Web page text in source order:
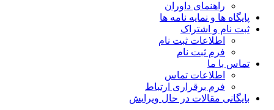
راهنمای داوران
پایگاه ها و نمایه نامه ها
ثبت نام و اشتراک
اطلاعات ثبت نام
فرم ثبت نام
تماس با ما
اطلاعات تماس
فرم برقراری ارتباط
بایگانی مقالات در حال ویرایش